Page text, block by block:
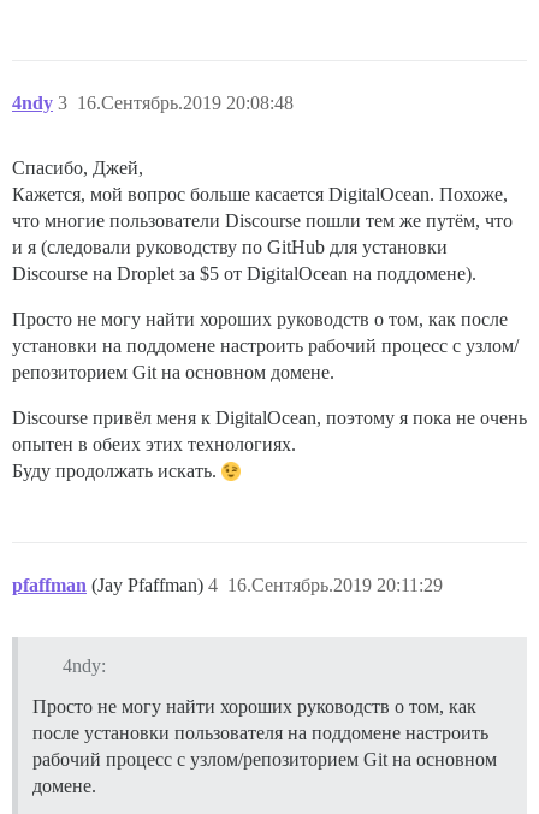
4ndy 16.Сентябрь.2019 20:08:48
3
Спасибо, Джей,
Кажется, мой вопрос больше касается DigitalOcean. Похоже,
что многие пользователи Discourse пошли тем же путём, что
и я (следовали руководству по GitHub для установки
Discourse на Droplet за $5 от DigitalOcean на поддомене).
Просто не могу найти хороших руководств о том, как после
установки на поддомене настроить рабочий процесс с узлом/
репозиторием Git на основном домене.
Discourse привёл меня к DigitalOcean, поэтому я пока не очень
опытен в обеих этих технологиях.
Буду продолжать искать.
pfaffman (Jay Pfaffman) 16.Сентябрь.2019 20:11:29
4
4ndy:
Просто не могу найти хороших руководств о том, как
после установки пользователя на поддомене настроить
рабочий процесс с узлом/репозиторием Git на основном
домене.